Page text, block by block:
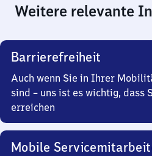
Weitere relevante
Barrierefreiheit
Auch wenn Sie in Ihrer
sind – uns ist es wichtig, dass
erreichen
Mobile